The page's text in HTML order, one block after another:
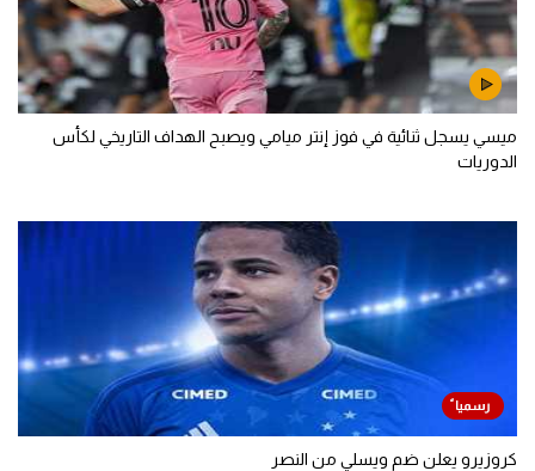
ميسي يسجل ثنائية في فوز إنتر ميامي ويصبح الهداف التاريخي لكأس
الدوريات
كروزيرو يعلن ضم ويسلي من النصر